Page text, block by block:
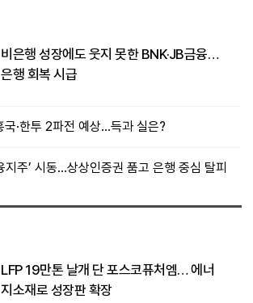
비은행 성장에도 웃지 못한 BNK·JB금융…
은행 회복 시급
·한투 2파전 예상…득과 실은?
지주’ 시동…상상인증권 품고 은행 중심 탈피
LFP 19만톤 날개 단 포스코퓨처엠… 에너
지소재로 성장판 확장